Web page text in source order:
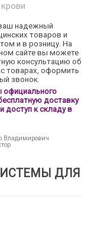
надежный
товаров и
и в розницу. На
сайте вы можете
консультацию об
товарах, оформить
звонок.
официального
доставку
доступ к складу в
Владимирович
ДЛЯ